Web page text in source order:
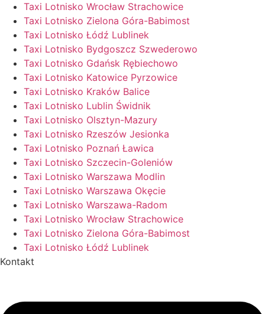
Taxi Lotnisko Wrocław Strachowice
Taxi Lotnisko Zielona Góra-Babimost
Taxi Lotnisko Łódź Lublinek
Taxi Lotnisko Bydgoszcz Szwederowo
Taxi Lotnisko Gdańsk Rębiechowo
Taxi Lotnisko Katowice Pyrzowice
Taxi Lotnisko Kraków Balice
Taxi Lotnisko Lublin Świdnik
Taxi Lotnisko Olsztyn-Mazury
Taxi Lotnisko Rzeszów Jesionka
Taxi Lotnisko Poznań Ławica
Taxi Lotnisko Szczecin-Goleniów
Taxi Lotnisko Warszawa Modlin
Taxi Lotnisko Warszawa Okęcie
Taxi Lotnisko Warszawa-Radom
Taxi Lotnisko Wrocław Strachowice
Taxi Lotnisko Zielona Góra-Babimost
Taxi Lotnisko Łódź Lublinek
Kontakt